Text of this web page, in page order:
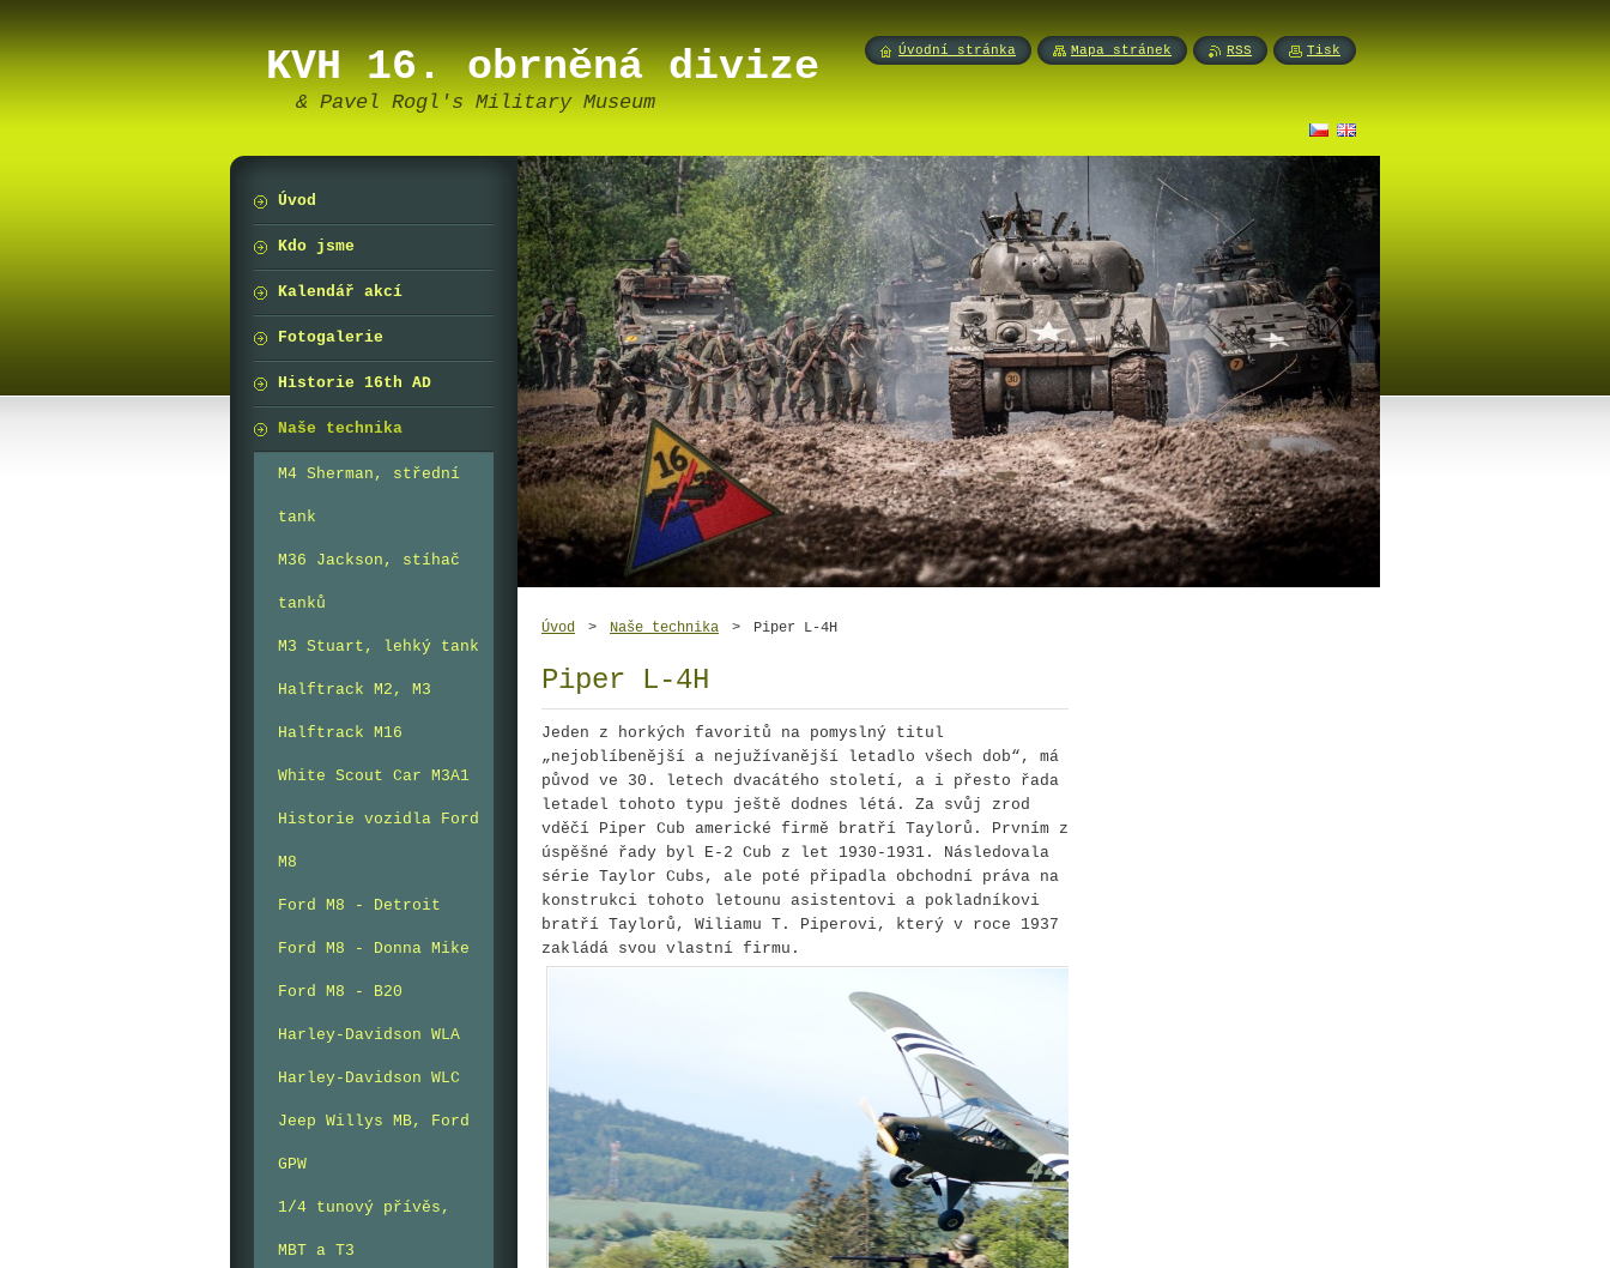
KVH 16. obrněná divize
& Pavel Rogl's Military Museum
Úvod > Naše technika > Piper L-4H
Piper L-4H
Jeden z horkých favoritů na pomyslný titul
„nejoblíbenější a nejužívanější letadlo všech dob“, má
původ ve 30. letech dvacátého století, a i přesto řada
letadel tohoto typu ještě dodnes létá. Za svůj zrod
vděčí Piper Cub americké firmě bratří Taylorů. Prvním z
úspěšné řady byl E-2 Cub z let 1930-1931. Následovala
série Taylor Cubs, ale poté připadla obchodní práva na
konstrukci tohoto letounu asistentovi a pokladníkovi
bratří Taylorů, Wiliamu T. Piperovi, který v roce 1937
zakládá svou vlastní firmu.
Úvod
Kdo jsme
Kalendář akcí
Fotogalerie
Historie 16th AD
Naše technika
M4 Sherman, střední
tank
M36 Jackson, stíhač
tanků
M3 Stuart, lehký tank
Halftrack M2, M3
Halftrack M16
White Scout Car M3A1
Historie vozidla Ford
M8
Ford M8 - Detroit
Ford M8 - Donna Mike
Ford M8 - B20
Harley-Davidson WLA
Harley-Davidson WLC
Jeep Willys MB, Ford
GPW
1/4 tunový přívěs,
MBT a T3
Úvodní stránka Mapa stránek RSS Tisk